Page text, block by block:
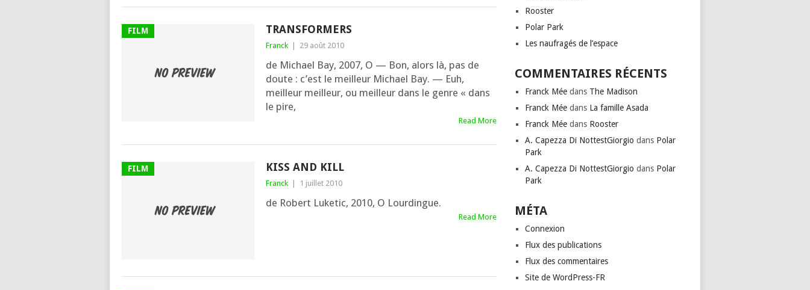
FILM TRANSFORMERS
Franck 29 août 2010
de Michael Bay, 2007, O — Bon, alors là, pas de
doute : c’est le meilleur Michael Bay. — Euh,
meilleur meilleur, ou meilleur dans le genre « dans
le pire,
Read More
FILM KISS AND KILL
Franck 1 juillet 2010
de Robert Luketic, 2010, O Lourdingue.
Read More
Rooster
Polar Park
Les naufragés de l’espace
COMMENTAIRES RÉCENTS
Franck Mée dans The Madison
Franck Mée dans La famille Asada
Franck Mée dans Rooster
A. Capezza Di NottestGiorgio dans Polar
Park
A. Capezza Di NottestGiorgio dans Polar
Park
MÉTA
Connexion
Flux des publications
Flux des commentaires
Site de WordPress-FR